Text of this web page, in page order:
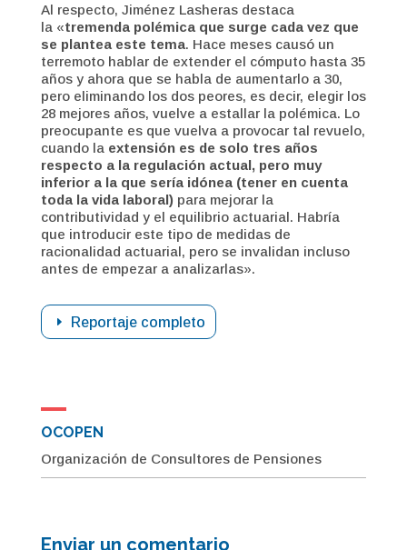
Al respecto, Jiménez Lasheras destaca
la «tremenda polémica que surge cada vez que
se plantea este tema. Hace meses causó un
terremoto hablar de extender el cómputo hasta 35
años y ahora que se habla de aumentarlo a 30,
pero eliminando los dos peores, es decir, elegir los
28 mejores años, vuelve a estallar la polémica. Lo
preocupante es que vuelva a provocar tal revuelo,
cuando la extensión es de solo tres años
respecto a la regulación actual, pero muy
inferior a la que sería idónea (tener en cuenta
toda la vida laboral) para mejorar la
contributividad y el equilibrio actuarial. Habría
que introducir este tipo de medidas de
racionalidad actuarial, pero se invalidan incluso
antes de empezar a analizarlas».
Reportaje completo
OCOPEN
Organización de Consultores de Pensiones
Enviar un comentario